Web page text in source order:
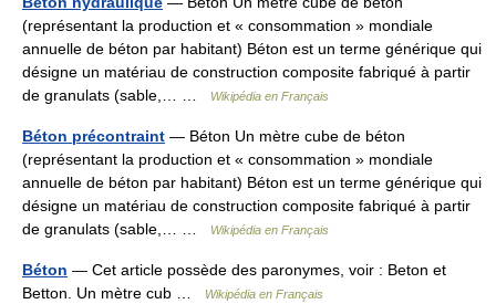
(représentant la production et « consommation » mondiale
annuelle de béton par habitant) Béton est un terme générique qui
désigne un matériau de construction composite fabriqué à partir
de granulats (sable,… …
Wikipédia en Français
Béton précontraint — Béton Un mètre cube de béton
(représentant la production et « consommation » mondiale
annuelle de béton par habitant) Béton est un terme générique qui
désigne un matériau de construction composite fabriqué à partir
de granulats (sable,… …
Wikipédia en Français
Béton — Cet article possède des paronymes, voir : Beton et
Betton. Un mètre cub …
Wikipédia en Français